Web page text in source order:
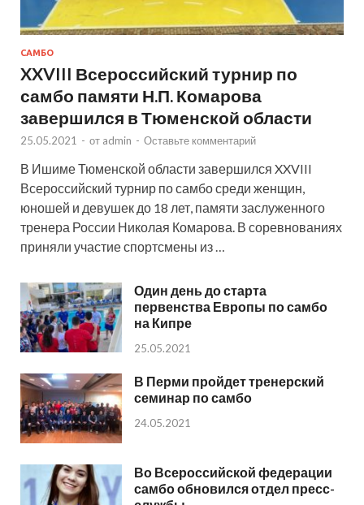
САМБО
XXVIII Всероссийский турнир по
самбо памяти Н.П. Комарова
завершился в Тюменской области
25.05.2021 - от admin - Оставьте комментарий
В Ишиме Тюменской области завершился XXVIII
Всероссийский турнир по самбо среди женщин,
юношей и девушек до 18 лет, памяти заслуженного
тренера России Николая Комарова. В соревнованиях
приняли участие спортсмены из …
Один день до старта
первенства Европы по самбо
на Кипре
25.05.2021
В Перми пройдет тренерский
семинар по самбо
24.05.2021
Во Всероссийской федерации
самбо обновился отдел пресс-